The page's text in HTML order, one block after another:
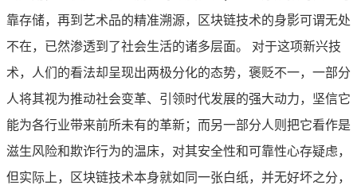
靠存储，再到艺术品的精准溯源，区块链技术的身影可谓无处
不在，已然渗透到了社会生活的诸多层面。 对于这项新兴技
术，人们的看法却呈现出两极分化的态势，褒贬不一，一部分
人将其视为推动社会变革、引领时代发展的强大动力，坚信它
能为各行业带来前所未有的革新；而另一部分人则把它看作是
滋生风险和欺诈行为的温床，对其安全性和可靠性心存疑虑，
但实际上，区块链技术本身就如同一张白纸，并无好坏之分，